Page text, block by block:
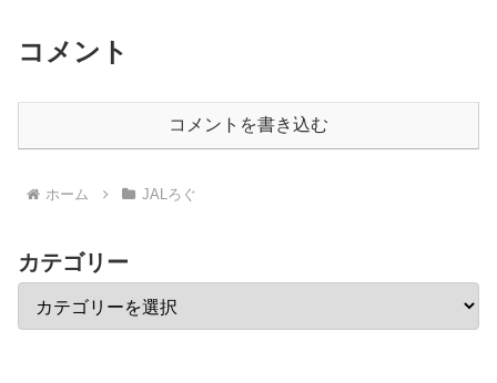
コメント
コメントを書き込む
ホーム JALろぐ
カテゴリー